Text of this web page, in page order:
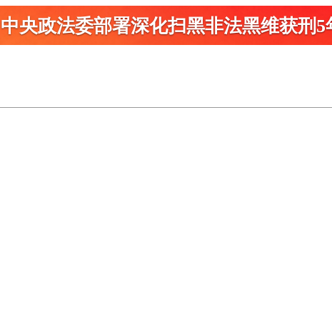
中央政法委部署深化扫黑非法黑维获刑5